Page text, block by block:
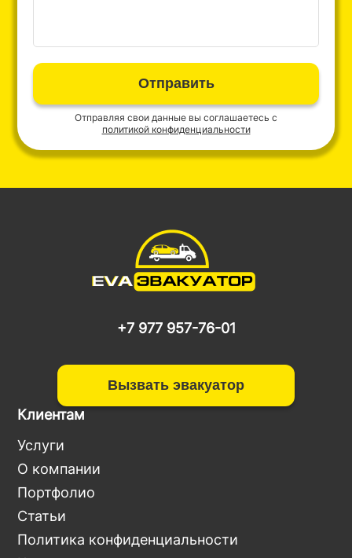
Отправить
Отправляя свои данные вы соглашаетесь с
политикой конфиденциальности
+7 977 957-76-01
Вызвать эвакуатор
Клиентам
Услуги
О компании
Портфолио
Статьи
Политика конфиденциальности